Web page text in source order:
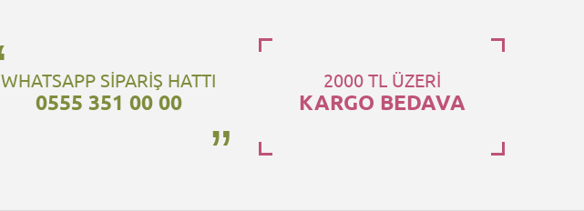
WHATSAPP SİPARİŞ HATTI
0555 351 00 00
2000 TL ÜZERİ
KARGO BEDAVA